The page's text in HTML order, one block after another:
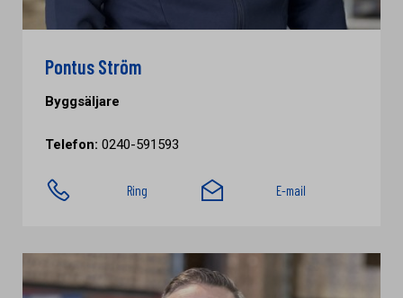
Pontus Ström
Byggsäljare
Telefon: 0240-591593
Ring E-mail